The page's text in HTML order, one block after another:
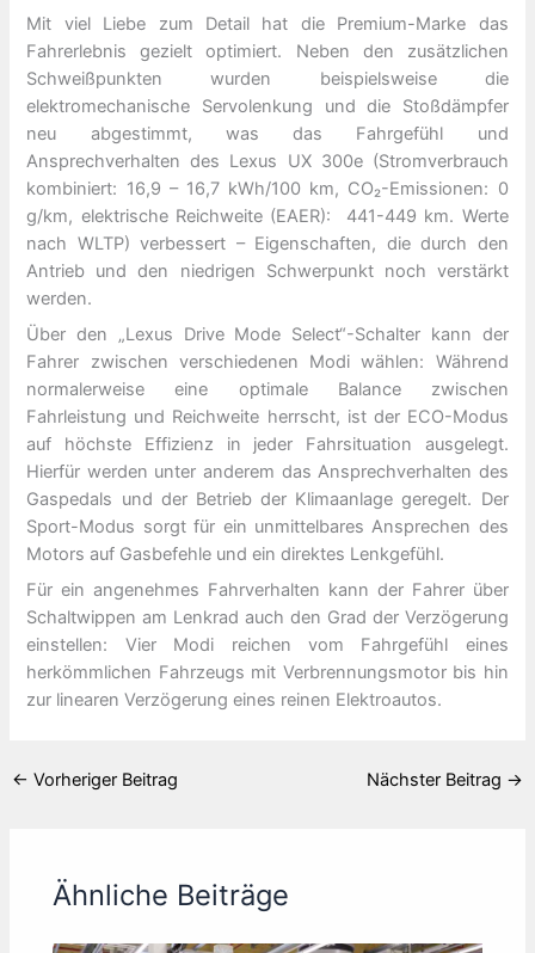
Mit viel Liebe zum Detail hat die Premium-Marke das
Fahrerlebnis gezielt optimiert. Neben den zusätzlichen
Schweißpunkten wurden beispielsweise die
elektromechanische Servolenkung und die Stoßdämpfer
neu abgestimmt, was das Fahrgefühl und
Ansprechverhalten des Lexus UX 300e (Stromverbrauch
kombiniert: 16,9 – 16,7 kWh/100 km, CO₂-Emissionen: 0
g/km, elektrische Reichweite (EAER): 441-449 km. Werte
nach WLTP) verbessert – Eigenschaften, die durch den
Antrieb und den niedrigen Schwerpunkt noch verstärkt
werden.
Über den „Lexus Drive Mode Select“-Schalter kann der
Fahrer zwischen verschiedenen Modi wählen: Während
normalerweise eine optimale Balance zwischen
Fahrleistung und Reichweite herrscht, ist der ECO-Modus
auf höchste Effizienz in jeder Fahrsituation ausgelegt.
Hierfür werden unter anderem das Ansprechverhalten des
Gaspedals und der Betrieb der Klimaanlage geregelt. Der
Sport-Modus sorgt für ein unmittelbares Ansprechen des
Motors auf Gasbefehle und ein direktes Lenkgefühl.
Für ein angenehmes Fahrverhalten kann der Fahrer über
Schaltwippen am Lenkrad auch den Grad der Verzögerung
einstellen: Vier Modi reichen vom Fahrgefühl eines
herkömmlichen Fahrzeugs mit Verbrennungsmotor bis hin
zur linearen Verzögerung eines reinen Elektroautos.
← Vorheriger Beitrag Nächster Beitrag →
Ähnliche Beiträge